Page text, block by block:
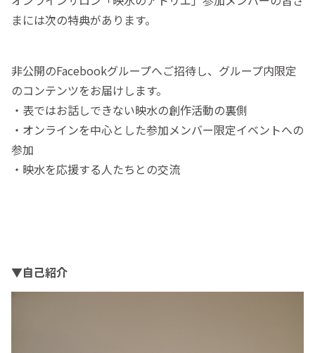
まには次の特典があります。
非公開のFacebookグループへご招待し、グループ内限定
のコンテンツをお届けします。
・表ではお話しできない映水の創作活動の裏側
・オンラインを中心とした参加メンバー限定イベントへの
参加
・映水を応援する人たちとの交流
▼自己紹介